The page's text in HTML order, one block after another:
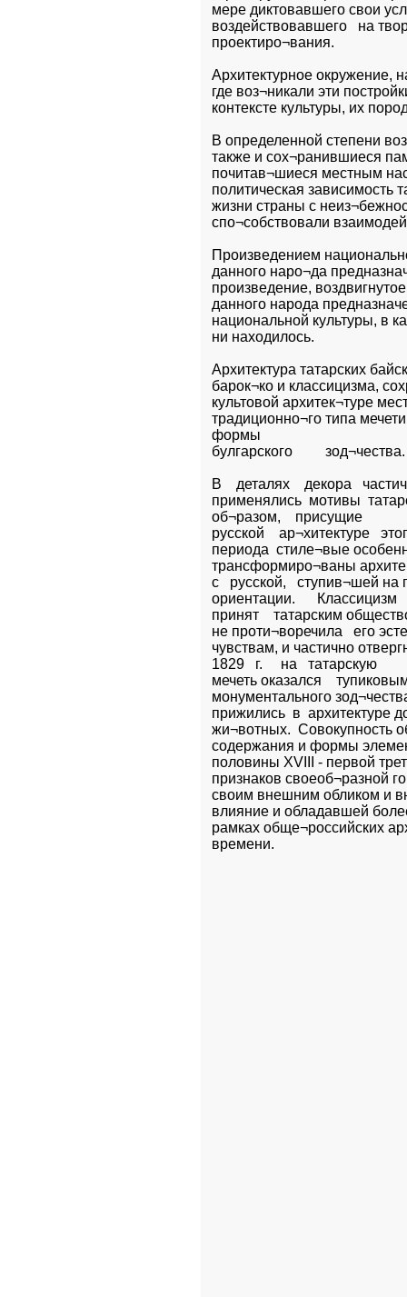
мере диктовавшего свои
воздействовавшего   на
проектиро¬вания.
Архитектурное окружение,
где воз¬никали эти
контексте культуры, их
В определенной степени
также и сох¬ранившиеся
почитав¬шиеся местным
политическая зависимость
жизни страны с
спо¬собствовали
Произведением
данного наро¬да
произведение,
данного народа
национальной культуры, в
ни находилось.
Архитектура татарских
барок¬ко и классицизма,
культовой архитек¬туре
традиционно¬го типа
формы
булгарского         зод¬чества.
В    деталях    декора
применялись  мотивы
об¬разом,    присущие
русской    ар¬хитектуре
периода  стиле¬вые
трансформиро¬ваны
с   русской,   ступив¬шей
ориентации.      Классицизм
принят    татарским
не проти¬воречила   его
чувствам, и частично
1829   г.     на   татарскую
мечеть оказался
монументального
прижились  в
жи¬вотных.  Совокупность
содержания и формы
половины XVIII - первой
признаков своеоб¬разной
своим внешним обликом и
влияние и обладавшей
рамках обще¬российских
времени.